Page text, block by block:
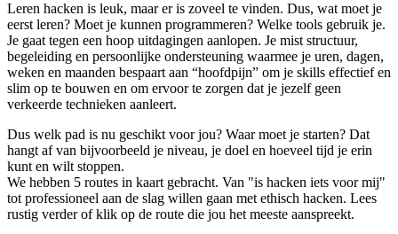
Leren hacken is leuk, maar er is zoveel te vinden. Dus, wat moet je
eerst leren? Moet je kunnen programmeren? Welke tools gebruik je.
Je gaat tegen een hoop uitdagingen aanlopen. Je mist structuur,
begeleiding en persoonlijke ondersteuning waarmee je uren, dagen,
weken en maanden bespaart aan “hoofdpijn” om je skills effectief en
slim op te bouwen en om ervoor te zorgen dat je jezelf geen
verkeerde technieken aanleert.
Dus welk pad is nu geschikt voor jou? Waar moet je starten? Dat
hangt af van bijvoorbeeld je niveau, je doel en hoeveel tijd je erin
kunt en wilt stoppen.
We hebben 5 routes in kaart gebracht. Van "is hacken iets voor mij"
tot professioneel aan de slag willen gaan met ethisch hacken. Lees
rustig verder of klik op de route die jou het meeste aanspreekt.